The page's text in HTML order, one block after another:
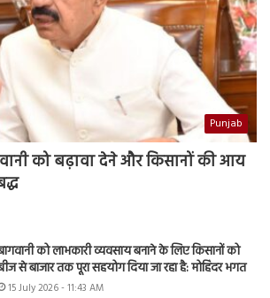
Punjab
को बढ़ावा देने और किसानों की आय
को लाभकारी व्यवसाय बनाने के लिए किसानों को
से बाजार तक पूरा सहयोग दिया जा रहा है: मोहिंदर भगत
15 July 2026 - 11:43 AM